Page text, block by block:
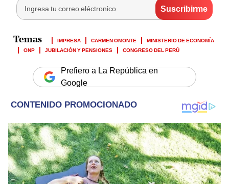
IMPRESA CARMEN OMONTE
MINISTERIO DE ECONOMÍA
ONP
JUBILACIÓN Y PENSIONES CONGRESO DEL PERÚ
Prefiero a La República en
Google